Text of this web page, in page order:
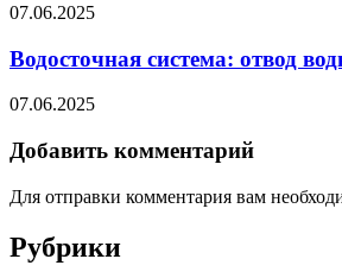
07.06.2025
Водосточная система: отвод
07.06.2025
Добавить комментарий
Для отправки комментария вам
Рубрики